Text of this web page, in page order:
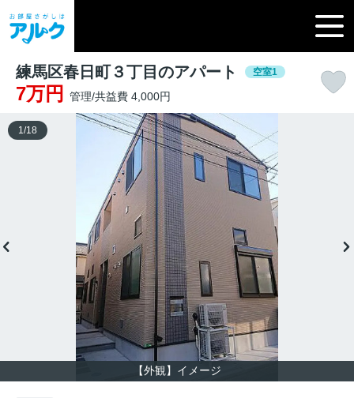
練馬区春日町３丁目のアパート 空室1
7万円 管理/共益費 4,000円
【外観】イメージ
1 /18